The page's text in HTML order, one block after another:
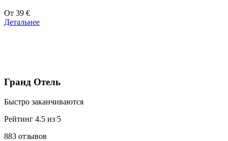
Цены
от
От 39 €
Детальнее
Гранд Отель
Быстро заканчиваются
Рейтинг 4.5 из 5
883 отзывов